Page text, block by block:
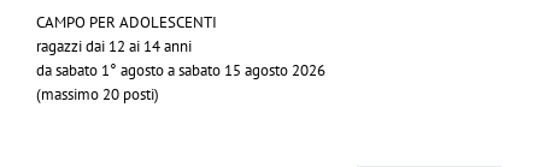
CAMPO PER ADOLESCENTI
ragazzi dai 12 ai 14 anni
da sabato 1° agosto a sabato 15 agosto 2026
(massimo 20 posti)